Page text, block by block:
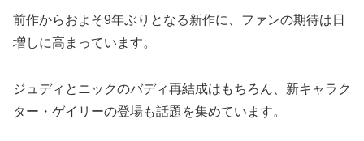
前作からおよそ9年ぶりとなる新作に、ファンの期待は日
増しに高まっています。
ジュディとニックのバディ再結成はもちろん、新キャラク
ター・ゲイリーの登場も話題を集めています。